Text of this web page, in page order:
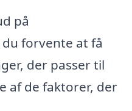
på
forvente at få
der passer til
af de faktorer, der